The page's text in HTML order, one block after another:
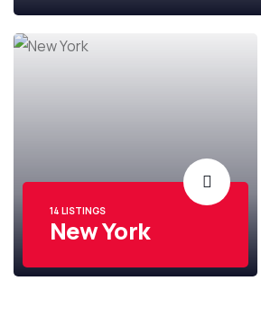
14 LISTINGS
New York